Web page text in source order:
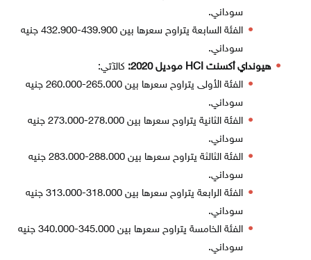
سوداني.
الفئة السابعة يتراوح سعرها بين 439.900-432.900 جنيه
سوداني.
هيونداي أكسنت HCI موديل 2020:
كالآتي:
الفئة الأولى يتراوح سعرها بين 265.000-260.000 جنيه
سوداني.
الفئة الثانية يتراوح سعرها بين 278.000-273.000 جنيه
سوداني.
الفئة الثالثة يتراوح سعرها بين 288.000-283.000 جنيه
سوداني.
الفئة الرابعة يتراوح سعرها بين 318.000-313.000 جنيه
سوداني.
الفئة الخامسة يتراوح سعرها بين 345.000-340.000 جنيه
سوداني.